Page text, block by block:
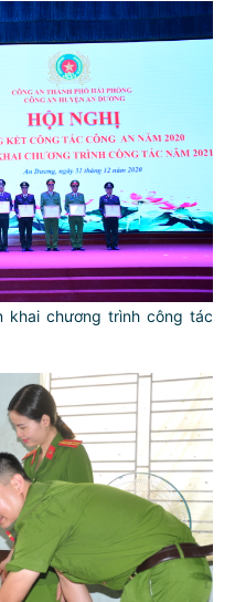
khai chương trình công tác